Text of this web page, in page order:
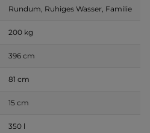
Rundum, Ruhiges Wasser, Familie
200 kg
396 cm
81 cm
15 cm
350 l